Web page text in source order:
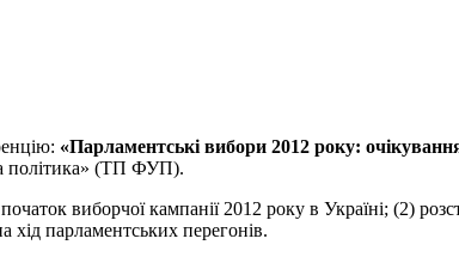
«Парламентські вибори 2012 року:
політика» (ТП ФУП).
виборчої кампанії 2012 року в Україні; (2)
парламентських перегонів.